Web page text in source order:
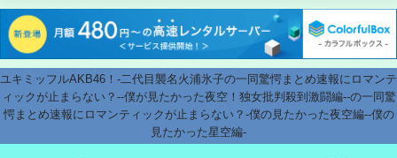
ユキミッフルAKB46！-二代目襲名火浦氷子の一同驚愕まとめ速報にロマンテ
ィックが止まらない？--僕が見たかった夜空！独女批判殺到激闘編--の一同驚
愕まとめ速報にロマンティックが止まらない？-僕の見たかった夜空編--僕の
見たかった星空編-